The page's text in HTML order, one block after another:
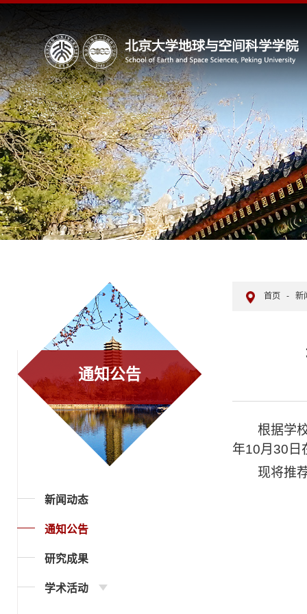
通知公告
新闻动态
通知公告
研究成果
学术活动
首页 - 新
根据学
年10月 30 日
现将推